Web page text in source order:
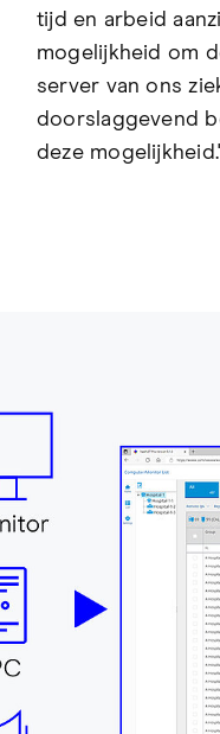
tijd en arbeid
mogelijkheid om
server van ons
doorslaggevend
deze